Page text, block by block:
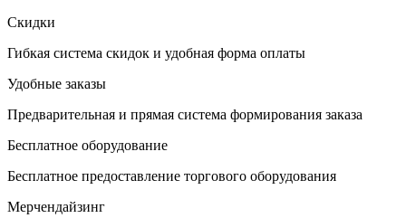
Скидки
Гибкая система скидок и удобная форма оплаты
Удобные заказы
Предварительная и прямая система формирования заказа
Бесплатное оборудование
Бесплатное предоставление торгового оборудования
Мерчендайзинг